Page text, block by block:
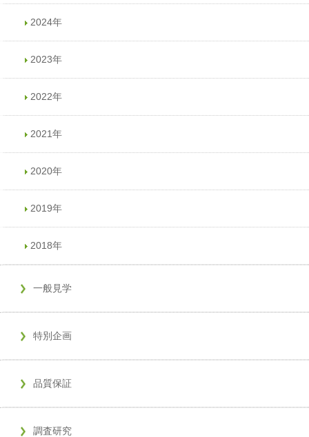
2024年
2023年
2022年
2021年
2020年
2019年
2018年
一般見学
特別企画
品質保証
調査研究